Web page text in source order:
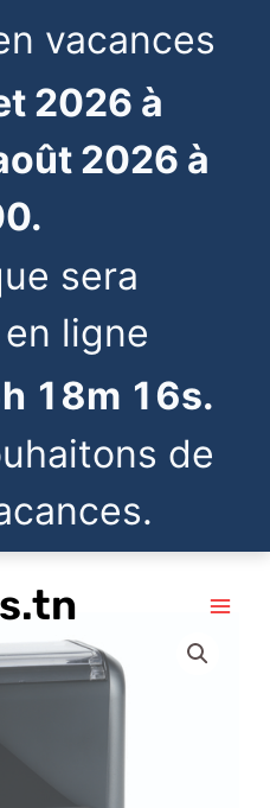
vacances
2026 à
2026 à
sera
ligne
h 18m 16s.
de